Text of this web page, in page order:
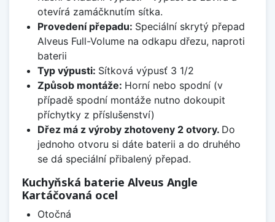
otevírá zamáčknutím sítka.
Provedení přepadu: Speciální skrytý přepad
Alveus Full-Volume na odkapu dřezu, naproti
baterii
Typ výpusti: Sítková výpusť 3 1/2
Způsob montáže: Horní nebo spodní (v
případě spodní montáže nutno dokoupit
příchytky z příslušenství)
Dřez má z výroby zhotoveny 2 otvory. Do
jednoho otvoru si dáte baterii a do druhého
se dá speciální přibalený přepad.
Kuchyňská baterie Alveus Angle
Kartáčovaná ocel
Otočná